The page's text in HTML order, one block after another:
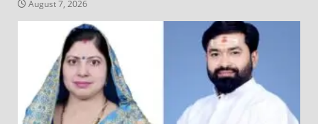
August 7, 2026